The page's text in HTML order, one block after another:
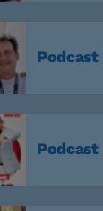
Podcast